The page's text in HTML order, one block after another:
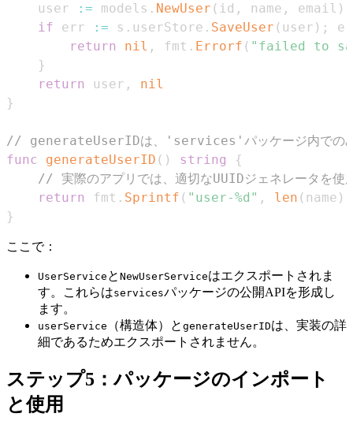
	user
:= models . NewUser ( id , name , email )
if err := s . userStore . SaveUser ( user ) ;
return
nil , fmt . Errorf ( "failed to
}
return
user ,
nil
}
// generateUserIDは、'services'パッケージ内でのみア
func
generateUserID ( ) string
{
// 実際のアプリでは、適切なUUIDジェネレータを使
return
fmt . Sprintf ( "user-%d" , len ( name )
}
ここで：
UserService と NewUserServiceはエクスポートされま
す。これらはservicesパッケージの公開APIを形成し
ます。
userService （構造体）と generateUserIDは、実装の詳
細であるためエクスポートされません。
ステップ5：パッケージのインポート
と使用